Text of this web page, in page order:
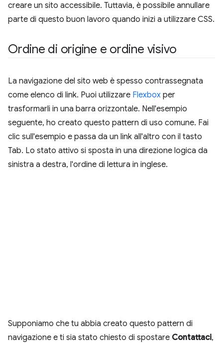
creare un sito accessibile. Tuttavia, è possibile annullare
parte di questo buon lavoro quando inizi a utilizzare CSS.
Ordine di origine e ordine visivo
La navigazione del sito web è spesso contrassegnata
come elenco di link. Puoi utilizzare Flexbox per
trasformarli in una barra orizzontale. Nell'esempio
seguente, ho creato questo pattern di uso comune. Fai
clic sull'esempio e passa da un link all'altro con il tasto
Tab. Lo stato attivo si sposta in una direzione logica da
sinistra a destra, l'ordine di lettura in inglese.
Supponiamo che tu abbia creato questo pattern di
navigazione e ti sia stato chiesto di spostare Contattaci,